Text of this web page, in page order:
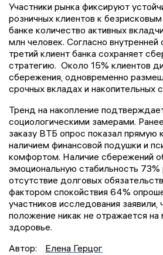
Участники рынка фиксируют
розничных клиентов к
банке количество активных
млн человек. Согласно внутренней
третий клиент банка сохраняет
стратегию. Около 15% клиентов
сбережения, одновременно
срочных вкладах и накопительных
Тренд на накопление
социологическими замерами.
заказу ВТБ опрос показал
наличием финансовой подушки и
комфортом. Наличие сбережений
эмоциональную стабильность 73%
отсутствие долговых
фактором спокойствия 64%
участников исследования заявили,
положение никак не отражается
здоровье.
Автор:
Елена Герцог